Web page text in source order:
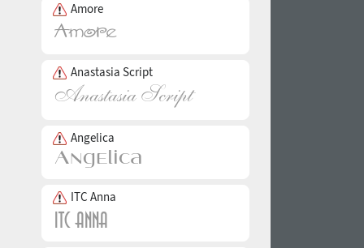
Amore
Anastasia Script
Angelica
ITC Anna